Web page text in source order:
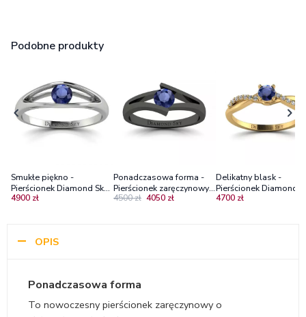
Podobne produkty
Smukłe piękno -
Pierścionek Diamond Sky
z palladu z szafirem
4900 zł
Ponadczasowa forma -
Pierścionek zaręczynowy z
czarnego złota z szafirem
4500 zł 4050 zł
Delikatny blask -
Pierścionek Diamond
z żółtego złota z
4700 zł
OPIS
Ponadczasowa forma
To nowoczesny pierścionek zaręczynowy o